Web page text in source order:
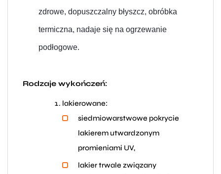
zdrowe, dopuszczalny błyszcz, obróbka
termiczna, nadaje się na ogrzewanie
podłogowe.
Rodzaje wykończeń:
lakierowane:
siedmiowarstwowe pokrycie
lakierem utwardzonym
promieniami UV,
lakier trwale związany